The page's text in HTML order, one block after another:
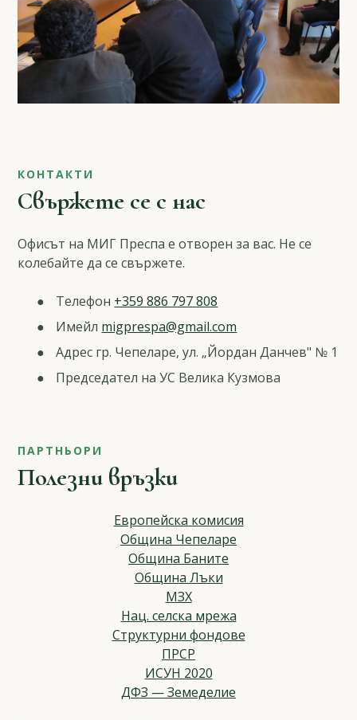
КОНТАКТИ
Свържете се с нас
Офисът на МИГ Преспа е отворен за вас. Не се
колебайте да се свържете.
Телефон +359 886 797 808
Имейл migprespa@gmail.com
Адрес гр. Чепеларе, ул. „Йордан Данчев" № 1
Председател на УС Велика Кузмова
ПАРТНЬОРИ
Полезни връзки
Европейска комисия
Община Чепеларе
Община Баните
Община Лъки
МЗХ
Нац. селска мрежа
Структурни фондове
ПРСР
ИСУН 2020
ДФЗ — Земеделие